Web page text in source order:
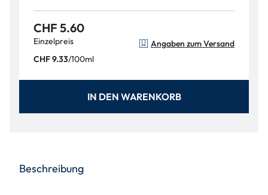
CHF 5.60
Einzelpreis
CHF 9.33/100ml
Angaben zum Versand
IN DEN WARENKORB
Beschreibung